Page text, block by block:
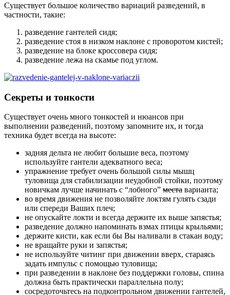
Существует большое количество вариаций разведений, в
частности, такие:
разведение гантелей сидя;
разведение стоя в низком наклоне с проворотом кистей;
разведение на блоке кроссовера сидя;
разведение лежа на скамье под углом.
Секреты и тонкости
Существует очень много тонкостей и нюансов при
выполнении разведений, поэтому запомните их, и тогда
техника будет всегда на высоте:
задняя дельта не любит большие веса, поэтому
используйте гантели адекватного веса;
упражнение требует очень большой силы мышц
туловища для стабилизации неудобной стойки, поэтому
новичкам лучше начинать с “лобного” места варианта;
во время движения не позволяйте локтям гулять сзади
или спереди Ваших плеч;
не опускайте локти и всегда держите их выше запястья;
разведение должно напоминать взмах птицы крыльями;
держите кисти, как если бы Вы наливали в стакан воду;
не вращайте руки и запястья;
не используйте читинг при движении вверх, стараясь
задать импульс с помощью туловища;
при разведении в наклоне без поддержки головы, спина
должна быть практически параллельна полу;
сосредоточьтесь на подконтрольном движении гантелей,